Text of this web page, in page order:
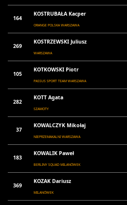
164
KOSTRUBAŁA Kacper
ORANGE POLSKA WARSZAWA
269
KOSTRZEWSKI Juliusz
WARSZAWA
105
KOTKOWSKI Piotr
PASSUS SPORT TEAM WARSZAWA
282
KOTT Agata
SZAMOTY
37
KOWALCZYK Mikołaj
NIEPRZEMAKALNI WARSZAWA
183
KOWALIK Paweł
BERLINY SQUAD MILANÓWEK
369
KOZAK Dariusz
MILANÓWEK